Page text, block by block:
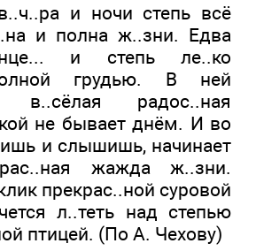
и ночи степь всё
и полна ж..зни. Едва
и степь ле..ко
грудью. В ней
в..сёлая радос..ная
не бывает днём. И во
и слышишь, начинает
жажда ж..зни.
прекрас..ной суровой
л..теть над степью
птицей. (По А. Чехову)